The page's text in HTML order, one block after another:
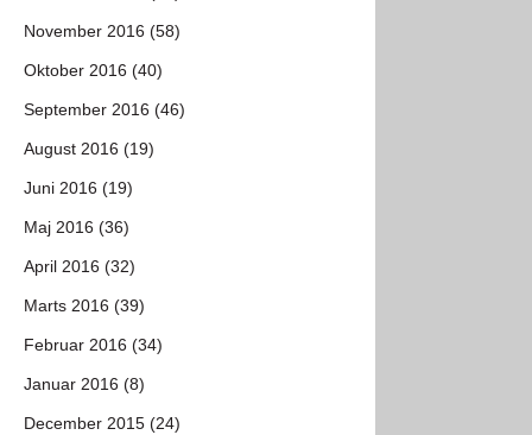
November 2016 (58)
Oktober 2016 (40)
September 2016 (46)
August 2016 (19)
Juni 2016 (19)
Maj 2016 (36)
April 2016 (32)
Marts 2016 (39)
Februar 2016 (34)
Januar 2016 (8)
December 2015 (24)